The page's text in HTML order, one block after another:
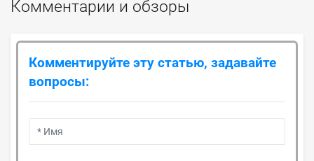
Комментарии и обзоры
Комментируйте эту статью, задавайте
вопросы: